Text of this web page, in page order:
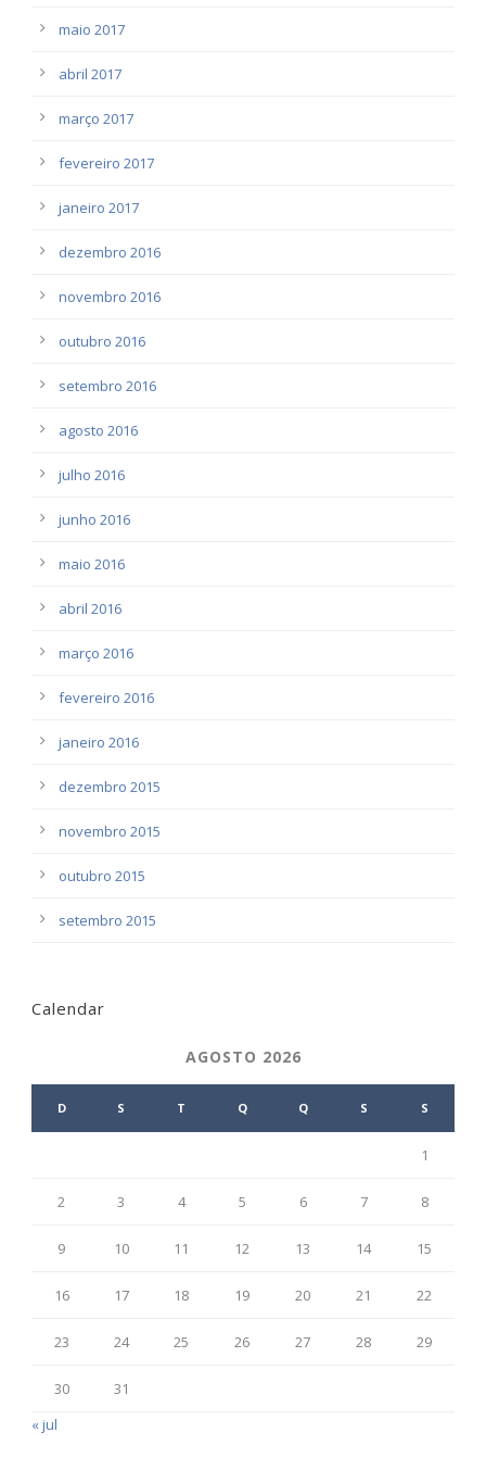
maio 2017
abril 2017
março 2017
fevereiro 2017
janeiro 2017
dezembro 2016
novembro 2016
outubro 2016
setembro 2016
agosto 2016
julho 2016
junho 2016
maio 2016
abril 2016
março 2016
fevereiro 2016
janeiro 2016
dezembro 2015
novembro 2015
outubro 2015
setembro 2015
Calendar
AGOSTO 2026
D S T Q Q S S
1
2 3 4 5 6 7 8
9 10 11 12 13 14 15
16 17 18 19 20 21 22
23 24 25 26 27 28 29
30
31
« jul